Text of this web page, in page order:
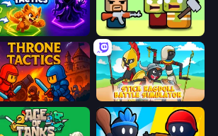
Team Tactics Zombie Horde: Build & Survive
Tactics Stick Ragdoll Battle Simulator